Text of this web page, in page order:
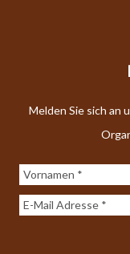
Melden Sie sich an